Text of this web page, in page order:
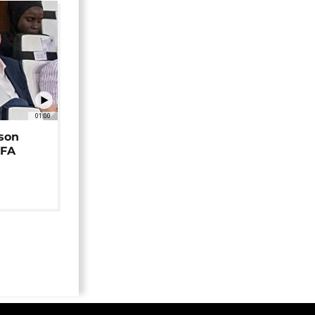
01:00